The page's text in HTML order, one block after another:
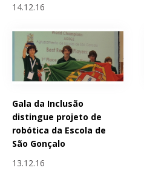
14.12.16
Gala da Inclusão
distingue projeto de
robótica da Escola de
São Gonçalo
13.12.16